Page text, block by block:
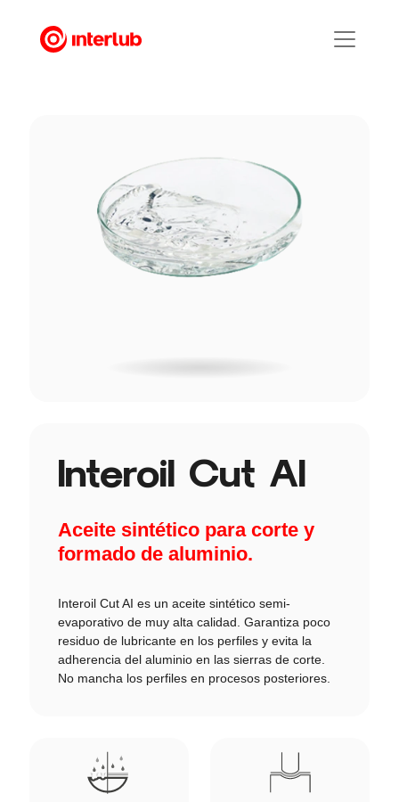
Interoil Cut AI
Aceite sintético para corte y
formado de aluminio.
Interoil Cut AI es un aceite sintético semi-
evaporativo de muy alta calidad. Garantiza poco
residuo de lubricante en los perfiles y evita la
adherencia del aluminio en las sierras de corte.
No mancha los perfiles en procesos posteriores.